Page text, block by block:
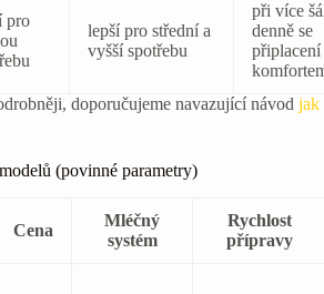
pro
lepší pro střední a
vyšší spotřebu
při více
denně se
doporučujeme navazující návod jak
(povinné parametry)
Cena
Mléčný
systém
Rychlost
přípravy